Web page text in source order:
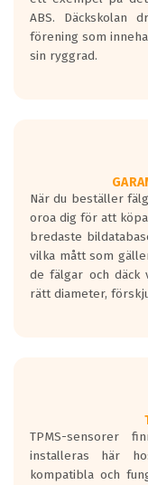
ABS. Däckskolan
förening som
sin ryggrad.
När du beställer
oroa dig för att
bredaste
vilka mått som
de fälgar och
rätt diameter,
TPMS-sensorer
installeras här
kompatibla och